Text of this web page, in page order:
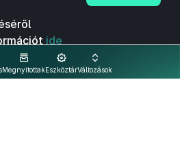
MegnyitottakEszköztárVáltozások
ide